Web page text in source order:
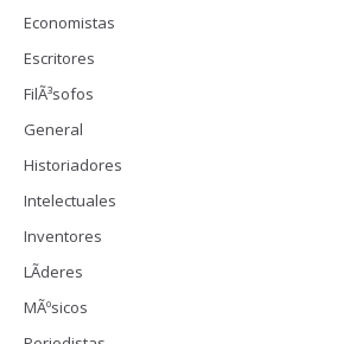
Economistas
Escritores
FilÃ³sofos
General
Historiadores
Intelectuales
Inventores
LÃ­deres
MÃºsicos